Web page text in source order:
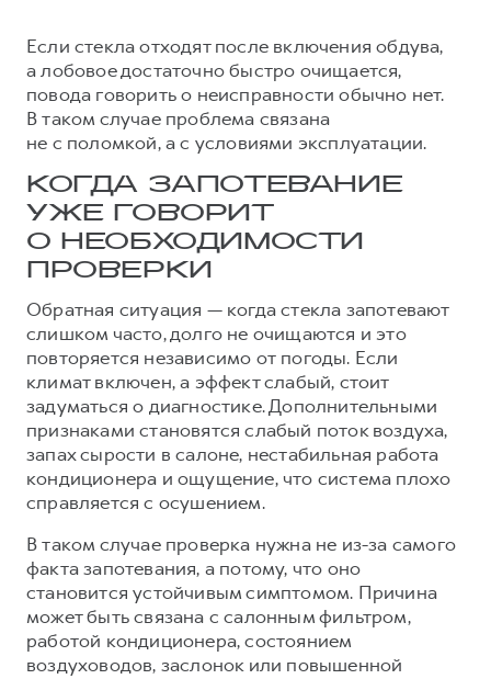
Если стекла отходят после включения обдува,
а лобовое достаточно быстро очищается,
повода говорить о неисправности обычно нет.
В таком случае проблема связана
не с поломкой, а с условиями эксплуатации.
КОГДА ЗАПОТЕВАНИЕ
УЖЕ ГОВОРИТ
О НЕОБХОДИМОСТИ
ПРОВЕРКИ
Обратная ситуация — когда стекла запотевают
слишком часто, долго не очищаются и это
повторяется независимо от погоды. Если
климат включен, а эффект слабый, стоит
задуматься о диагностике. Дополнительными
признаками становятся слабый поток воздуха,
запах сырости в салоне, нестабильная работа
кондиционера и ощущение, что система плохо
справляется с осушением.
В таком случае проверка нужна не из-за самого
факта запотевания, а потому, что оно
становится устойчивым симптомом. Причина
может быть связана с салонным фильтром,
работой кондиционера, состоянием
воздуховодов, заслонок или повышенной